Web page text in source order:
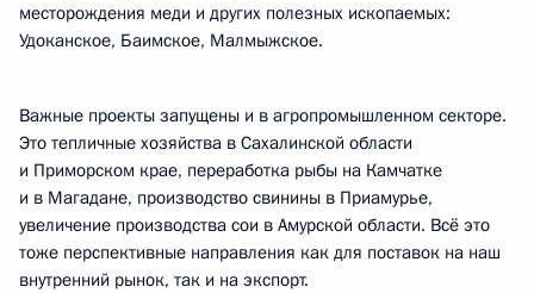
месторождения меди и других полезных ископаемых:
Удоканское, Баимское, Малмыжское.
Важные проекты запущены и в агропромышленном секторе.
Это тепличные хозяйства в Сахалинской области
и Приморском крае, переработка рыбы на Камчатке
и в Магадане, производство свинины в Приамурье,
увеличение производства сои в Амурской области. Всё это
тоже перспективные направления как для поставок на наш
внутренний рынок, так и на экспорт.